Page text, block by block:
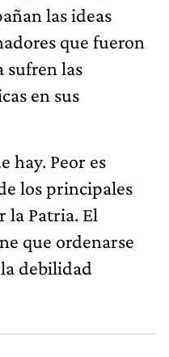
las ideas
que fueron
sufren las
en sus
hay. Peor es
los principales
la Patria. El
que ordenarse
debilidad